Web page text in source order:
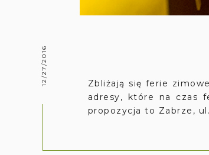
12/27/2016
Zbliżają się ferie
adresy, które na czas
propozycja to Zabrze,